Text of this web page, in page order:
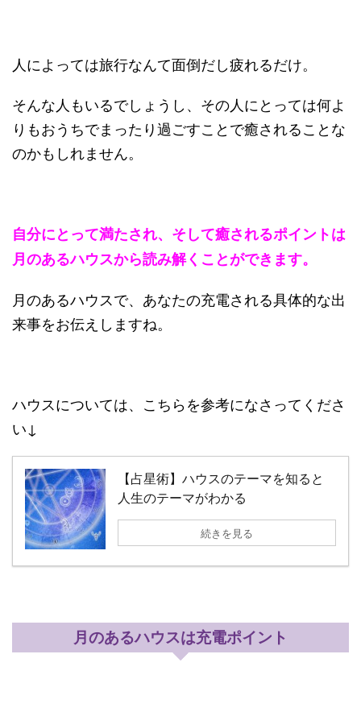
人によっては旅行なんて面倒だし疲れるだけ。
そんな人もいるでしょうし、その人にとっては何よ
りもおうちでまったり過ごすことで癒されることな
のかもしれません。
自分にとって満たされ、そして癒されるポイントは
月のあるハウスから読み解くことができます。
月のあるハウスで、あなたの充電される具体的な出
来事をお伝えしますね。
ハウスについては、こちらを参考になさってくださ
い↓
【占星術】ハウスのテーマを知ると
人生のテーマがわかる
続きを見る
月のあるハウスは充電ポイント